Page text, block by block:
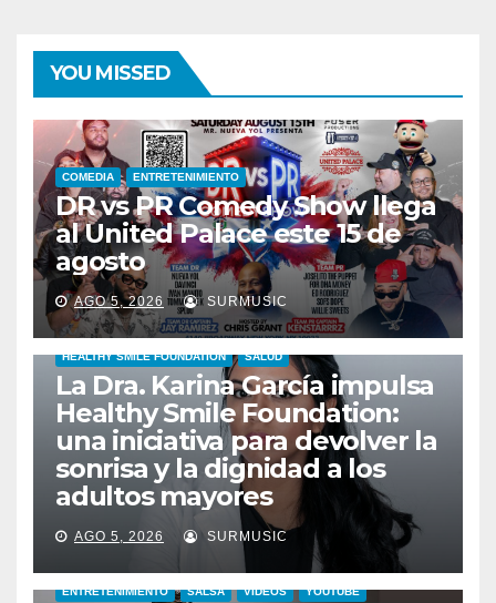
YOU MISSED
COMEDIA ENTRETENIMIENTO
DR vs PR Comedy Show llega
al United Palace este 15 de
agosto
AGO 5, 2026 SURMUSIC
HEALTHY SMILE FOUNDATION SALUD
La Dra. Karina García impulsa
Healthy Smile Foundation:
una iniciativa para devolver la
sonrisa y la dignidad a los
adultos mayores
AGO 5, 2026 SURMUSIC
ENTRETENIMIENTO SALSA VIDEOS YOUTUBE